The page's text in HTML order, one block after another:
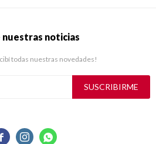
 
nuestras noticias
todas nuestras novedades!
SUSCRIBIRME